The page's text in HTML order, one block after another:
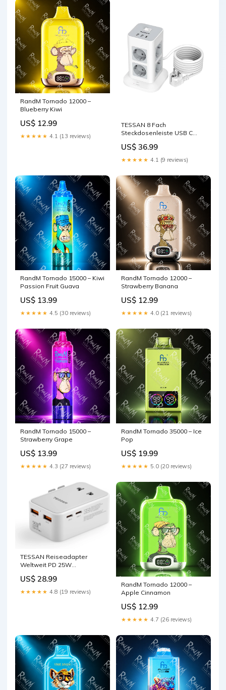
RandM Tornado 12000 –
Blueberry Kiwi
US$ 12.99
★★★★★ 4.1 (13 reviews)
TESSAN 8 Fach
Steckdosenleiste USB C
Verlängerungskabel EU to IT
US$ 36.99
★★★★★ 4.1 (9 reviews)
RandM Tornado 15000 – Kiwi
Passion Fruit Guava
US$ 13.99
★★★★★ 4.5 (30 reviews)
RandM Tornado 12000 –
Strawberry Banana
US$ 12.99
★★★★★ 4.0 (21 reviews)
RandM Tornado 15000 –
Strawberry Grape
US$ 13.99
★★★★★ 4.3 (27 reviews)
RandM Tornado 35000 – Ice
Pop
US$ 19.99
★★★★★ 5.0 (20 reviews)
TESSAN Reiseadapter
Weltweit PD 25W
US$ 28.99
★★★★★ 4.8 (19 reviews)
RandM Tornado 12000 –
Apple Cinnamon
US$ 12.99
★★★★★ 4.7 (26 reviews)